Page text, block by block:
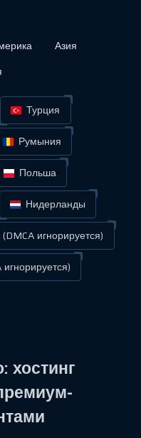
Азия
Турция
Румыния
Польша
Нидерланды
игнорируется)
хостинг